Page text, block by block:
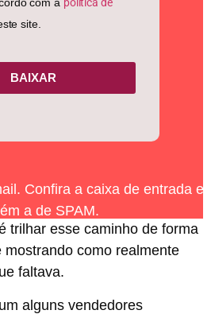
site.
BAIXAR
Confira a caixa de entrada e
a de SPAM.
trilhar esse caminho de forma
como realmente
faltava.
alguns vendedores